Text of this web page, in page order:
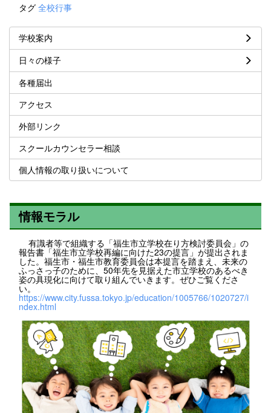
タグ 全校行事
学校案内
日々の様子
各種届出
アクセス
外部リンク
スクールカウンセラー相談
個人情報の取り扱いについて
情報モラル
有識者等で組織する「福生市立学校在り方検討委員会」の
報告書「福生市立学校再編に向けた23の提言」が提出されま
した。福生市・福生市教育委員会は本提言を踏まえ、未来の
ふっさっ子のために、50年先を見据えた市立学校のあるべき
姿の具現化に向けて取り組んでいきます。ぜひご覧くださ
い。
https://www.city.fussa.tokyo.jp/education/1005766/1020727/i
ndex.html